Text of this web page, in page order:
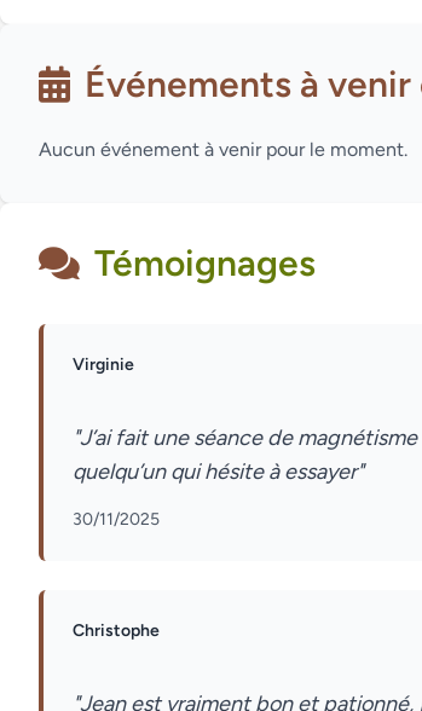
Événements à
Aucun événement à venir pour le moment.
Témoignages
Virginie
"J’ai fait une séance de
30/11/2025
Christophe